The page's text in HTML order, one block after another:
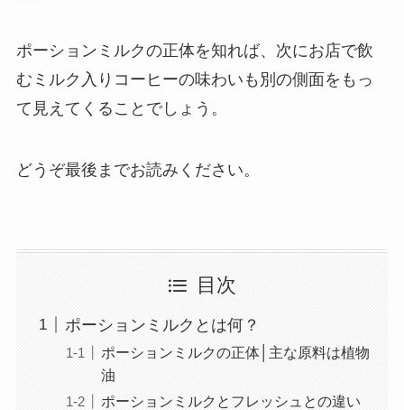
ポーションミルクの正体を知れば、次にお店で飲
むミルク入りコーヒーの味わいも別の側面をもっ
て見えてくることでしょう。
どうぞ最後までお読みください。
目次
ポーションミルクとは何？
ポーションミルクの正体│主な原料は植物
油
ポーションミルクとフレッシュとの違い